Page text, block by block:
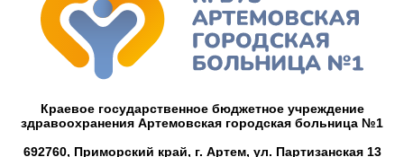
Краевое государственное бюджетное учреждение
здравоохранения Артемовская городская больница №1
692760, Приморский край, г. Артем, ул. Партизанская 13